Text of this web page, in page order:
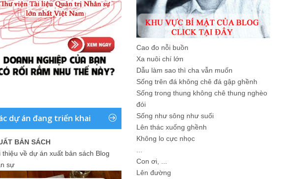
dự án đang triển khai
BẢN SÁCH
thiệu về dự án xuất bản sách Blog
sự
Cao đo nỗi buồn
Xa nuôi chí lớn
Dẫu làm sao thì cha vẫn muốn
Sống trên đá không chê đá gập ghềnh
Sống trong thung không chê thung nghèo
đói
Sống như sông như suối
Lên thác xuống ghềnh
Không lo cực nhọc
Con ơi, ...
Lên đường